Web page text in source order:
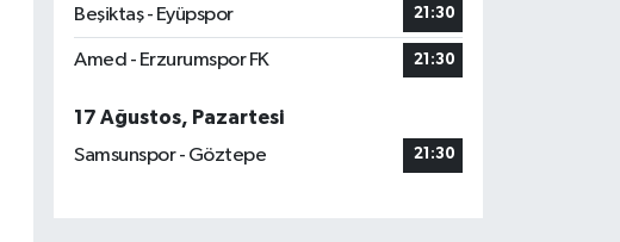
Beşiktaş - Eyüpspor 21:30
Amed - Erzurumspor FK 21:30
17 Ağustos, Pazartesi
Samsunspor - Göztepe
21:30